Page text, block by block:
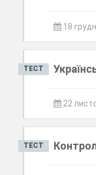
18
ТЕСТ
22
ТЕСТ